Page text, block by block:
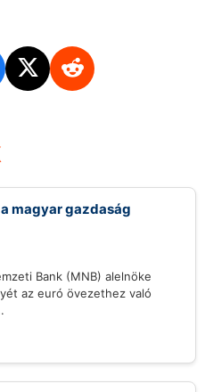
magyar gazdaság
Bank (MNB) alelnöke
az euró övezethez való